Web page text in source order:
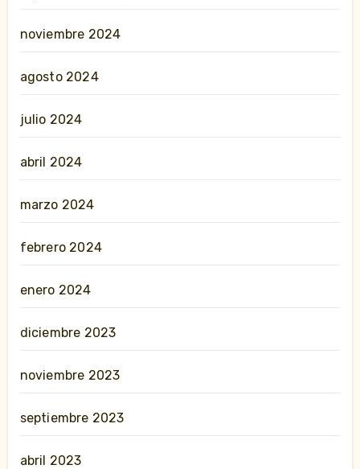
noviembre 2024
agosto 2024
julio 2024
abril 2024
marzo 2024
febrero 2024
enero 2024
diciembre 2023
noviembre 2023
septiembre 2023
abril 2023